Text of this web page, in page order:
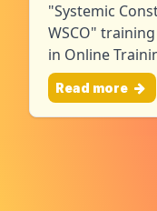
"Systemic
WSCO"
in Online
Read more